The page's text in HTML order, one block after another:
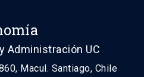
Administración UC
Macul. Santiago, Chile